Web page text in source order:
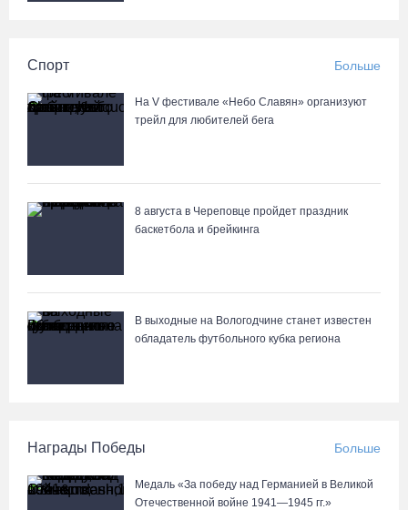
Спорт Больше
На V фестивале «Небо Славян» организуют
трейл для любителей бега
8 августа в Череповце пройдет праздник
баскетбола и брейкинга
В выходные на Вологодчине станет известен
обладатель футбольного кубка региона
Награды Победы Больше
Медаль «За победу над Германией в Великой
Отечественной войне 1941—1945 гг.»